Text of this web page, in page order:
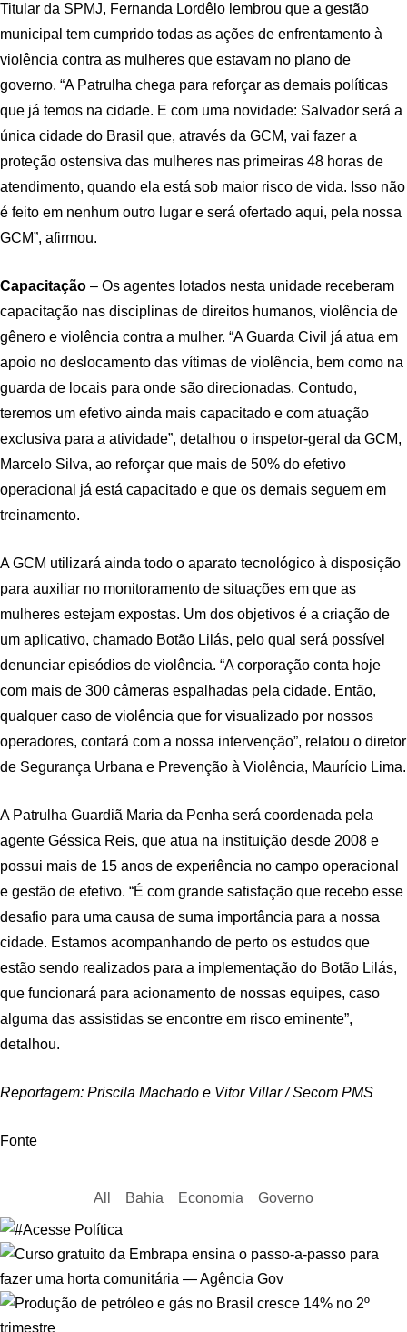
Titular da SPMJ, Fernanda Lordêlo lembrou que a gestão
municipal tem cumprido todas as ações de enfrentamento à
violência contra as mulheres que estavam no plano de
governo. “A Patrulha chega para reforçar as demais políticas
que já temos na cidade. E com uma novidade: Salvador será a
única cidade do Brasil que, através da GCM, vai fazer a
proteção ostensiva das mulheres nas primeiras 48 horas de
atendimento, quando ela está sob maior risco de vida. Isso não
é feito em nenhum outro lugar e será ofertado aqui, pela nossa
GCM”, afirmou.
Capacitação – Os agentes lotados nesta unidade receberam
capacitação nas disciplinas de direitos humanos, violência de
gênero e violência contra a mulher. “A Guarda Civil já atua em
apoio no deslocamento das vítimas de violência, bem como na
guarda de locais para onde são direcionadas. Contudo,
teremos um efetivo ainda mais capacitado e com atuação
exclusiva para a atividade”, detalhou o inspetor-geral da GCM,
Marcelo Silva, ao reforçar que mais de 50% do efetivo
operacional já está capacitado e que os demais seguem em
treinamento.
A GCM utilizará ainda todo o aparato tecnológico à disposição
para auxiliar no monitoramento de situações em que as
mulheres estejam expostas. Um dos objetivos é a criação de
um aplicativo, chamado Botão Lilás, pelo qual será possível
denunciar episódios de violência. “A corporação conta hoje
com mais de 300 câmeras espalhadas pela cidade. Então,
qualquer caso de violência que for visualizado por nossos
operadores, contará com a nossa intervenção”, relatou o diretor
de Segurança Urbana e Prevenção à Violência, Maurício Lima.
A Patrulha Guardiã Maria da Penha será coordenada pela
agente Géssica Reis, que atua na instituição desde 2008 e
possui mais de 15 anos de experiência no campo operacional
e gestão de efetivo. “É com grande satisfação que recebo esse
desafio para uma causa de suma importância para a nossa
cidade. Estamos acompanhando de perto os estudos que
estão sendo realizados para a implementação do Botão Lilás,
que funcionará para acionamento de nossas equipes, caso
alguma das assistidas se encontre em risco eminente”,
detalhou.
Reportagem: Priscila Machado e Vitor Villar / Secom PMS
Fonte
All Bahia Economia Governo